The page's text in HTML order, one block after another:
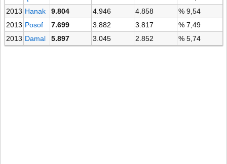
2013 Hanak 9.804 4.946 4.858
% 9,54
2013 Posof 7.699 3.882 3.817
% 7,49
2013 Damal 5.897 3.045 2.852 % 5,74